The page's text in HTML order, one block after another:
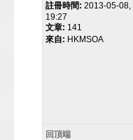
註冊時間: 2013-05-08,
19:27
文章: 141
來自: HKMSOA
回頂端